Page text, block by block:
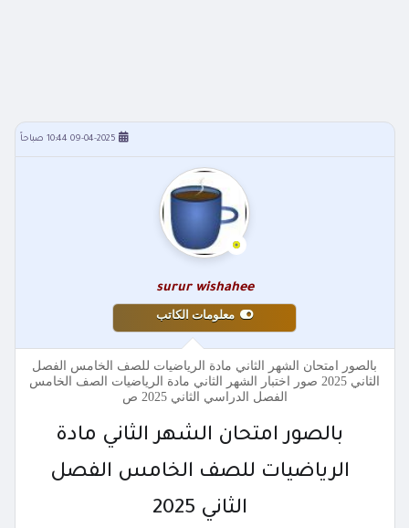
09-04-2025 10:44 صباحاً
surur wishahee
معلومات الكاتب
بالصور امتحان الشهر الثاني مادة الرياضيات للصف الخامس الفصل
الثاني 2025 صور اختبار الشهر الثاني مادة الرياضيات الصف الخامس
الفصل الدراسي الثاني 2025 ص
بالصور امتحان الشهر الثاني مادة
الرياضيات للصف الخامس الفصل
الثاني 2025